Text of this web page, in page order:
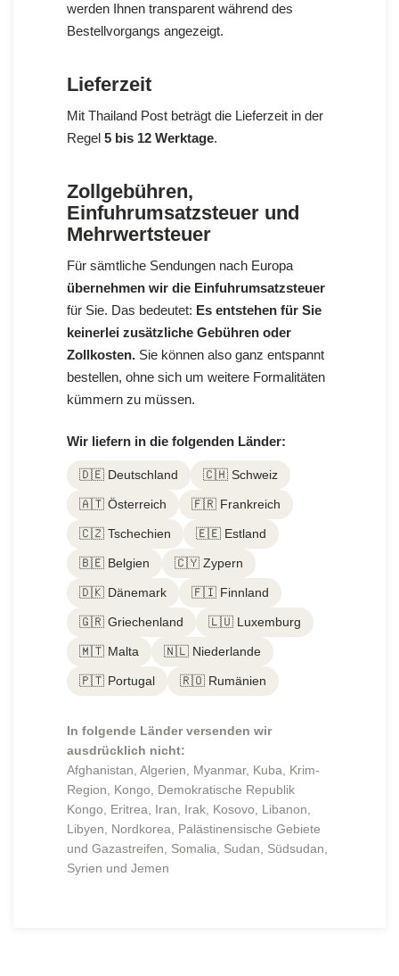
werden Ihnen transparent während des
Bestellvorgangs angezeigt.
Lieferzeit
Mit Thailand Post beträgt die Lieferzeit in der
Regel 5 bis 12 Werktage.
Zollgebühren,
Einfuhrumsatzsteuer und
Mehrwertsteuer
Für sämtliche Sendungen nach Europa
übernehmen wir die Einfuhrumsatzsteuer
für Sie. Das bedeutet: Es entstehen für Sie
keinerlei zusätzliche Gebühren oder
Zollkosten. Sie können also ganz entspannt
bestellen, ohne sich um weitere Formalitäten
kümmern zu müssen.
Wir liefern in die folgenden Länder:
🇩🇪 Deutschland 🇨🇭 Schweiz
🇦🇹 Österreich 🇫🇷 Frankreich
🇨🇿 Tschechien 🇪🇪 Estland
🇧🇪 Belgien 🇨🇾 Zypern
🇩🇰 Dänemark 🇫🇮 Finnland
🇬🇷 Griechenland 🇱🇺 Luxemburg
🇲🇹 Malta 🇳🇱 Niederlande
🇵🇹 Portugal 🇷🇴 Rumänien
In folgende Länder versenden wir
ausdrücklich nicht:
Afghanistan, Algerien, Myanmar, Kuba, Krim-
Region, Kongo, Demokratische Republik
Kongo, Eritrea, Iran, Irak, Kosovo, Libanon,
Libyen, Nordkorea, Palästinensische Gebiete
und Gazastreifen, Somalia, Sudan, Südsudan,
Syrien und Jemen